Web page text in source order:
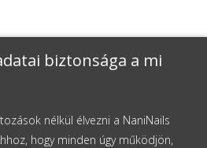
biztonsága a mi
nélkül élvezni a NaniNails
hogy minden úgy működjön,